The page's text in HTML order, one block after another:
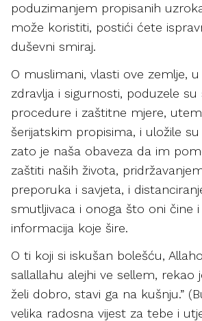
poduzimanjem propisanih
može koristiti, postići ćete
duševni smiraj.
O muslimani, vlasti ove zemlje, u
zdravlja i sigurnosti, poduzele
procedure i zaštitne mjere,
šerijatskim propisima, i uložile
zato je naša obaveza da im
zaštiti naših života,
preporuka i savjeta, i
smutljivaca i onoga što oni čine
informacija koje šire.
O ti koji si iskušan bolešću,
sallallahu alejhi ve sellem, rekao
želi dobro, stavi ga na kušnju.”
velika radosna vijest za tebe i